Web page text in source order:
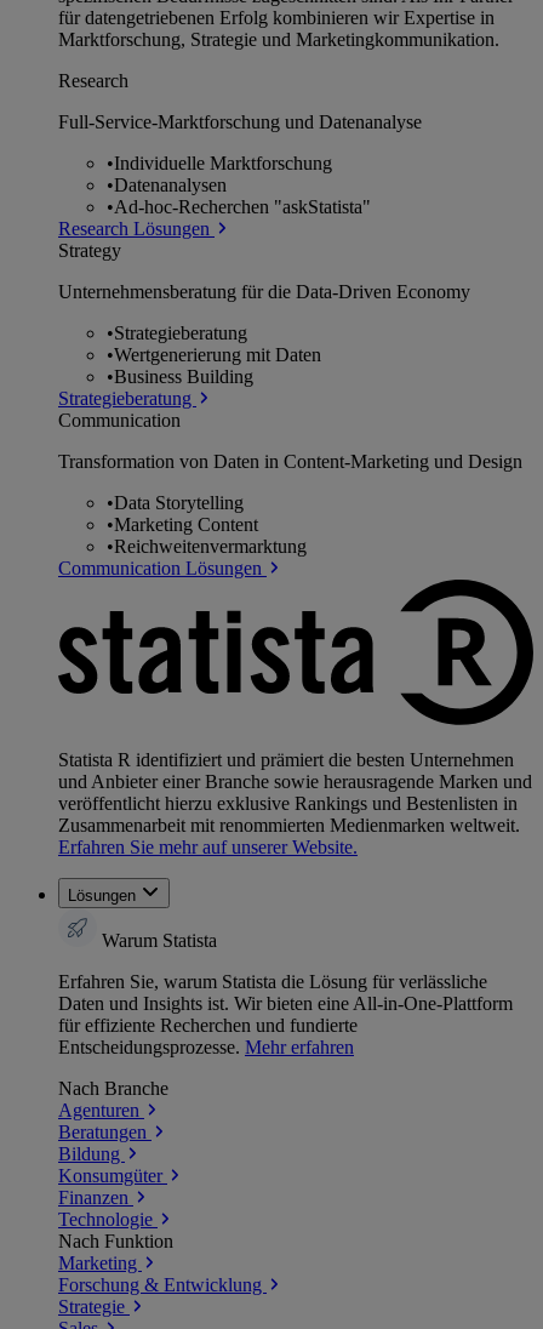
für datengetriebenen Erfolg kombinieren wir Expertise in
Marktforschung, Strategie und Marketingkommunikation.
Research
Full-Service-Marktforschung und Datenanalyse
•Individuelle Marktforschung
•Datenanalysen
•Ad-hoc-Recherchen "askStatista"
Research Lösungen
Strategy
Unternehmens­beratung für die Data-Driven Economy
•Strategieberatung
•Wertgenerierung mit Daten
•Business Building
Strategieberatung
Communication
Transformation von Daten in Content-Marketing und Design
•Data Storytelling
•Marketing Content
•Reichweitenvermarktung
Communication Lösungen
Statista R identifiziert und prämiert die besten Unternehmen
und Anbieter einer Branche sowie herausragende Marken und
veröffentlicht hierzu exklusive Rankings und Bestenlisten in
Zusammenarbeit mit renommierten Medienmarken weltweit.
Erfahren Sie mehr auf unserer Website.
Lösungen
Warum Statista
Erfahren Sie, warum Statista die Lösung für verlässliche
Daten und Insights ist. Wir bieten eine All-in-One-Plattform
für effiziente Recherchen und fundierte
Entscheidungsprozesse. Mehr erfahren
Nach Branche
Agenturen
Beratungen
Bildung
Konsumgüter
Finanzen
Technologie
Nach Funktion
Marketing
Forschung & Entwicklung
Strategie